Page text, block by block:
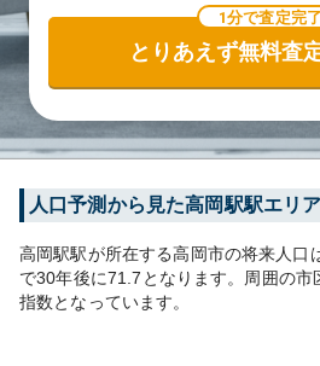
1分で査定完了
とりあえず無料査
人口予測から見た高岡駅駅エリ
高岡駅駅が所在する高岡市の将来人口
で30年後に71.7 となります。 周囲の市
指数となっています。